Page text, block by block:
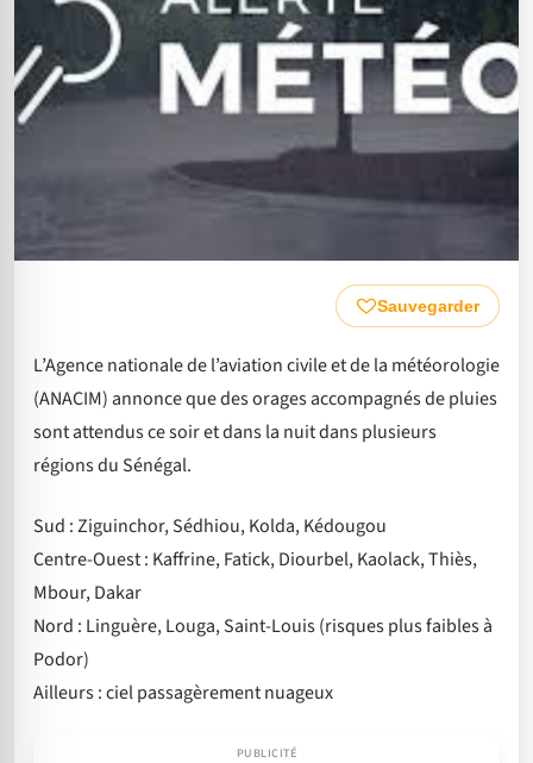
Sauvegarder
L’Agence nationale de l’aviation civile et de la météorologie
(ANACIM) annonce que des orages accompagnés de pluies
sont attendus ce soir et dans la nuit dans plusieurs
régions du Sénégal.
Sud : Ziguinchor, Sédhiou, Kolda, Kédougou
Centre-Ouest : Kaffrine, Fatick, Diourbel, Kaolack, Thiès,
Mbour, Dakar
Nord : Linguère, Louga, Saint-Louis (risques plus faibles à
Podor)
Ailleurs : ciel passagèrement nuageux